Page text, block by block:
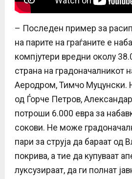
– Последен пример за
на парите на граѓаните е
компјутери вредни околу
страна на градoначалникот
Аеродром, Тимчо Муцунски.
од Ѓорче Петров,
потроши 6.000 евра за
сокови. Не може
пари за струја да бараат од
покрива, а тие да купуваат
луксузираат, да ги полнат